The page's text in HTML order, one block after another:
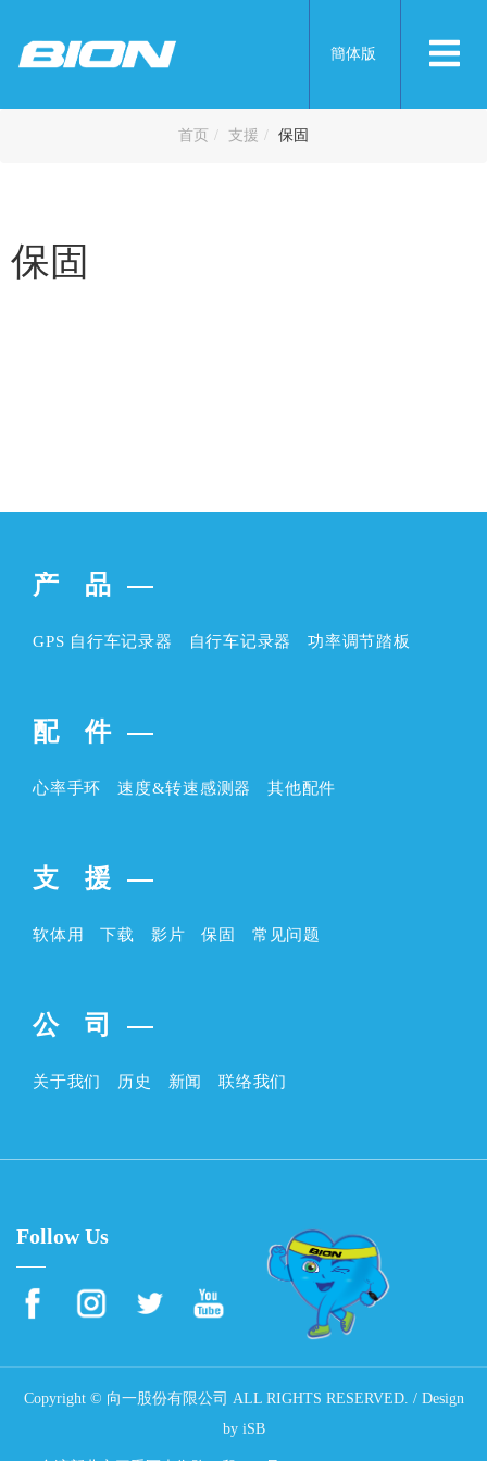
簡体版
保固
首页 支援 保固
保固
产 品
GPS 自行车记录器 自行车记录器 功率调节踏板
配 件
心率手环 速度&转速感测器 其他配件
支 援
软体用 下载 影片 保固 常见问题
公 司
关于我们 历史 新闻 联络我们
Follow Us
Copyright © 向一股份有限公司 ALL RIGHTS RESERVED. / Design
by iSB